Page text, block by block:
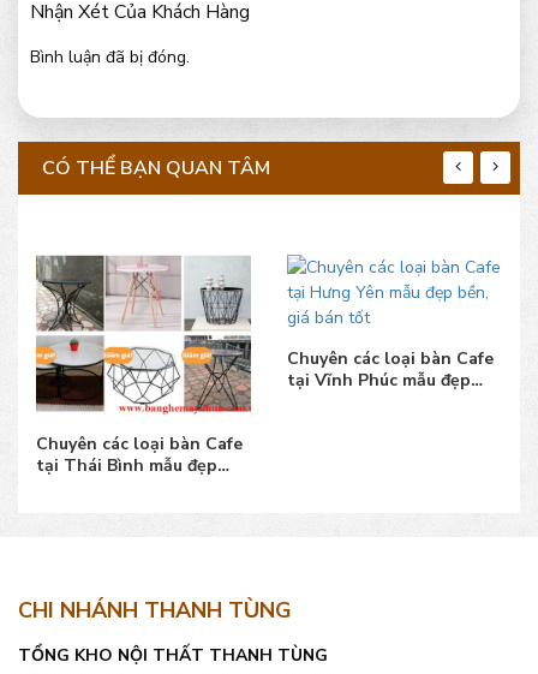
Nhận Xét Của Khách Hàng
Bình luận đã bị đóng.
CÓ THỂ BẠN QUAN TÂM
Chuyên các loại bàn Cafe
tại Thái Bình mẫu đẹp
Chuyên các loại bàn Cafe
tại Vĩnh Phúc mẫu đẹp
CHI NHÁNH THANH TÙNG
TỔNG KHO NỘI THẤT THANH TÙNG